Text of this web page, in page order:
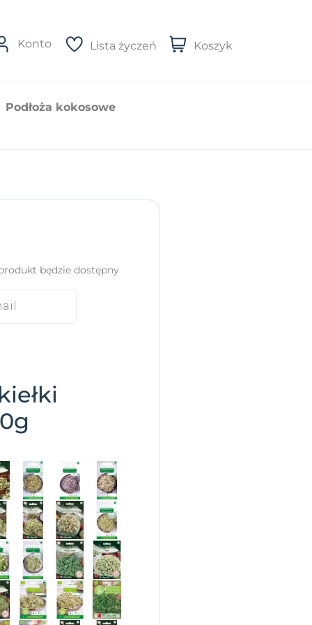
Konto Lista życzeń Koszyk
Podłoża kokosowe
będzie dostępny